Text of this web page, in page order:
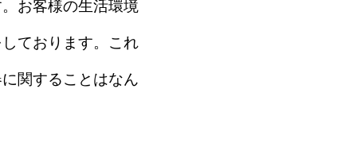
お客様の生活環境
ております。これ
関することはなん